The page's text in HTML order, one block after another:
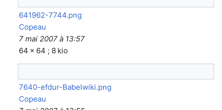
641962-7744.png
Copeau
7 mai 2007 à 13:57
64 × 64 ; 8 kio
7640-efdur-Babelwiki.png
Copeau